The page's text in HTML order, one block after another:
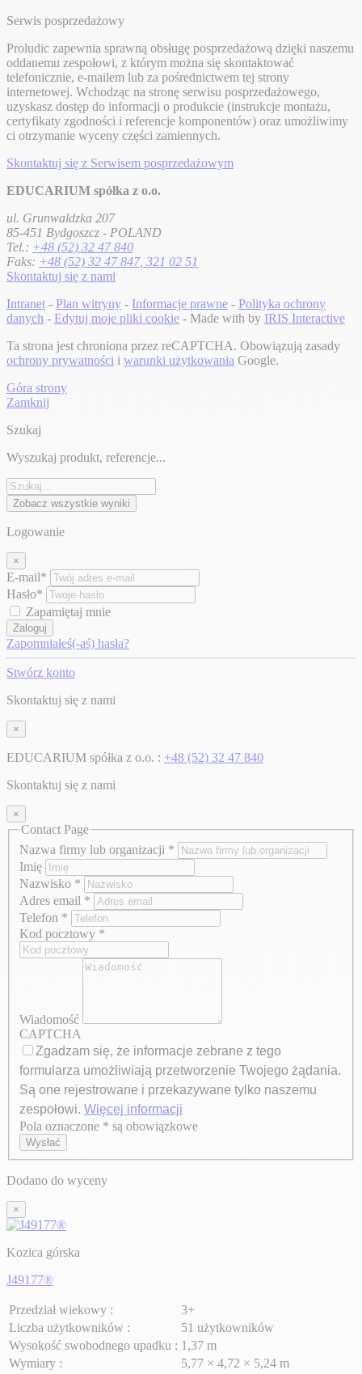
Serwis posprzedażowy
Proludic zapewnia sprawną obsługę posprzedażową dzięki naszemu
oddanemu zespołowi, z którym można się skontaktować
telefonicznie, e-mailem lub za pośrednictwem tej strony
internetowej. Wchodząc na stronę serwisu posprzedażowego,
uzyskasz dostęp do informacji o produkcie (instrukcje montażu,
certyfikaty zgodności i referencje komponentów) oraz umożliwimy
ci otrzymanie wyceny części zamiennych.
Skontaktuj się z Serwisem posprzedażowym
EDUCARIUM spółka z o.o.
ul. Grunwaldzka 207
85-451 Bydgoszcz - POLAND
Tel.: +48 (52) 32 47 840
Faks: +48 (52) 32 47 847, 321 02 51
Skontaktuj się z nami
Intranet - Plan witryny - Informacje prawne - Polityka ochrony
danych - Edytuj moje pliki cookie - Made with by IRIS Interactive
Ta strona jest chroniona przez reCAPTCHA. Obowiązują zasady
ochrony prywatności i warunki użytkowania Google.
Góra strony
Zamknij
Szukaj
Wyszukaj produkt, referencje...
Zobacz wszystkie wyniki
Logowanie
×
E-mail*
Hasło*
Zapamiętaj mnie
Zaloguj
Zapomniałeś(-aś) hasła?
Stwórz konto
Skontaktuj się z nami
×
EDUCARIUM spółka z o.o. : +48 (52) 32 47 840
Skontaktuj się z nami
×
Contact Page
Nazwa firmy lub organizacji *
Imię
Nazwisko *
Adres email *
Telefon *
Kod pocztowy *
Wiadomość
CAPTCHA
Zgadzam się, że informacje zebrane z tego
formularza umożliwiają przetworzenie Twojego żądania.
Są one rejestrowane i przekazywane tylko naszemu
zespołowi. Więcej informacji
Axeptio consent
Pola oznaczone * są obowiązkowe
Wysłać
Dodano do wyceny
×
Kozica górska
J49177®
Przedział wiekowy :
3+
Liczba użytkowników :
51 użytkowników
Wysokość swobodnego upadku : 1,37 m
Wymiary :
5,77 × 4,72 × 5,24 m